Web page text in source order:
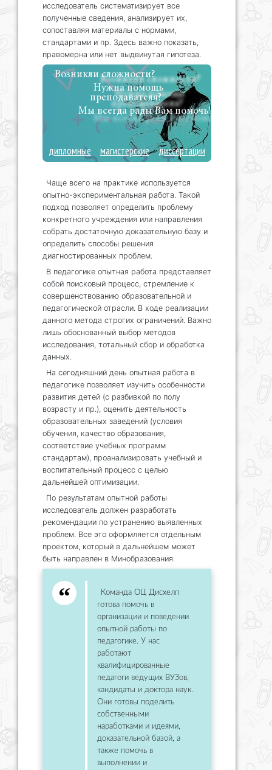
исследователь систематизирует все
полученные сведения, анализирует их,
сопоставляя материалы с нормами,
стандартами и пр. Здесь важно показать,
правомерна или нет выдвинутая гипотеза.
Возникли сложности?
Нужна помощь
преподавателя?
Мы всегда рады Вам помочь!
дипломные магистерские диссертации
Чаще всего на практике используется
опытно-экспериментальная работа. Такой
подход позволяет определить проблему
конкретного учреждения или направления
собрать достаточную доказательную базу и
определить способы решения
диагностированных проблем.
В педагогике опытная работа представляет
собой поисковый процесс, стремление к
совершенствованию образовательной и
педагогической отрасли. В ходе реализации
данного метода строгих ограничений. Важно
лишь обоснованный выбор методов
исследования, тотальный сбор и обработка
данных.
На сегодняшний день опытная работа в
педагогике позволяет изучить особенности
развития детей (с разбивкой по полу
возрасту и пр.), оценить деятельность
образовательных заведений (условия
обучения, качество образования,
соответствие учебных программ
стандартам), проанализировать учебный и
воспитательный процесс с целью
дальнейшей оптимизации.
По результатам опытной работы
исследователь должен разработать
рекомендации по устранению выявленных
проблем. Все это оформляется отдельным
проектом, который в дальнейшем может
быть направлен в Минобразования.
Команда ОЦ Дисхелп
готова помочь в
организации и поведении
опытной работы по
педагогике. У нас
работают
квалифицированные
педагоги ведущих ВУЗов,
кандидаты и доктора наук.
Они готовы поделить
собственными
наработками и идеями,
доказательной базой, а
также помочь в
выполнении и